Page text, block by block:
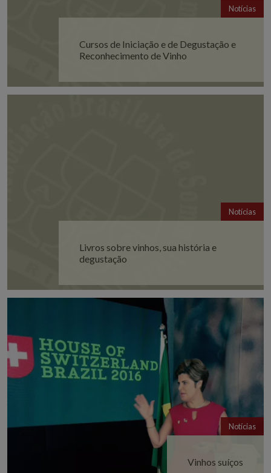
Notícias
Cursos de Iniciação e de Degustação e
Reconhecimento de Vinho
Notícias
Livros sobre vinhos, sua história e
degustação
Notícias
Vinhos suíços